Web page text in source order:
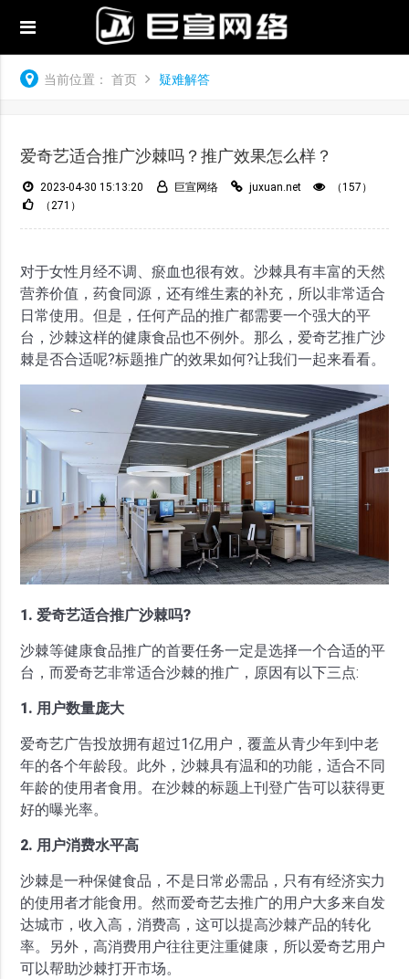
当前位置： 首页 疑难解答
爱奇艺适合推广沙棘吗？推广效果怎么样？
2023-04-30 15:13:20 巨宣网络 juxuan.net
（157）
（271）
对于女性月经不调、瘀血也很有效。沙棘具有丰富的天然
营养价值，药食同源，还有维生素的补充，所以非常适合
日常使用。但是，任何产品的推广都需要一个强大的平
台，沙棘这样的健康食品也不例外。那么，爱奇艺推广沙
棘是否合适呢?标题推广的效果如何?让我们一起来看看。
1. 爱奇艺适合推广沙棘吗?
沙棘等健康食品推广的首要任务一定是选择一个合适的平
台，而爱奇艺非常适合沙棘的推广，原因有以下三点:
1. 用户数量庞大
爱奇艺广告投放拥有超过1亿用户，覆盖从青少年到中老
年的各个年龄段。此外，沙棘具有温和的功能，适合不同
年龄的使用者食用。在沙棘的标题上刊登广告可以获得更
好的曝光率。
2. 用户消费水平高
沙棘是一种保健食品，不是日常必需品，只有有经济实力
的使用者才能食用。然而爱奇艺去推广的用户大多来自发
达城市，收入高，消费高，这可以提高沙棘产品的转化
率。另外，高消费用户往往更注重健康，所以爱奇艺用户
可以帮助沙棘打开市场。